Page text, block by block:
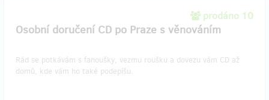
prodáno 10
Osobní doručení CD po Praze s věnováním
Rád se potkávám s fanoušky, vezmu roušku a dovezu vám CD až
domů, kde vám ho také podepíšu.